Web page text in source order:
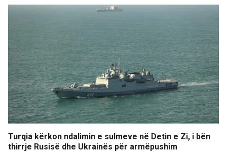
Turqia kërkon ndalimin e sulmeve në Detin e Zi, i bën
thirrje Rusisë dhe Ukrainës për armëpushim